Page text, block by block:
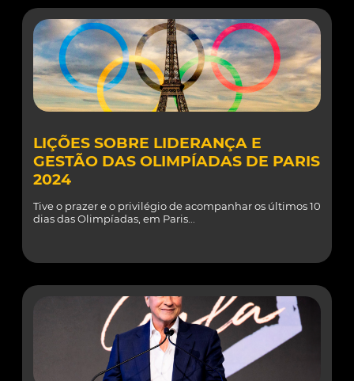
LIÇÕES SOBRE LIDERANÇA E
GESTÃO DAS OLIMPÍADAS DE PARIS
2024
Tive o prazer e o privilégio de acompanhar os últimos 10
dias das Olimpíadas, em Paris...